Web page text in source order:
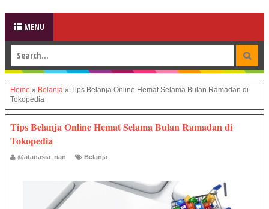
MENU
Home » Belanja » Tips Belanja Online Hemat Selama Bulan Ramadan di
Tokopedia
Tips Belanja Online Hemat Selama Bulan Ramadan di
Tokopedia
@atanasia_rian Belanja